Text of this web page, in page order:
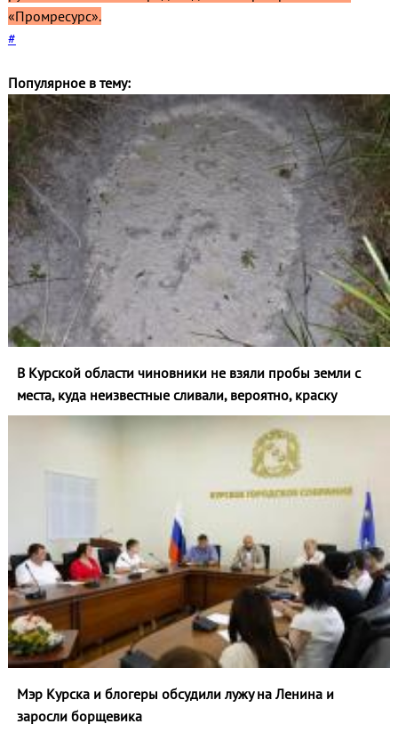
«Промресурс».
#
Популярное в тему:
В Курской области чиновники не взяли пробы земли с
места, куда неизвестные сливали, вероятно, краску
Мэр Курска и блогеры обсудили лужу на Ленина и
заросли борщевика